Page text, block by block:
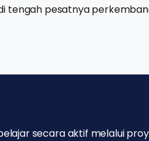
pesatnya
secara aktif melalui